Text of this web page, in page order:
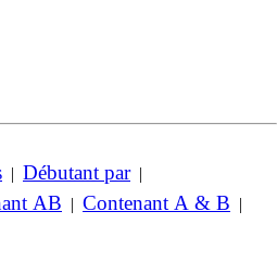
| Débutant par|
AB | Contenant A & B |